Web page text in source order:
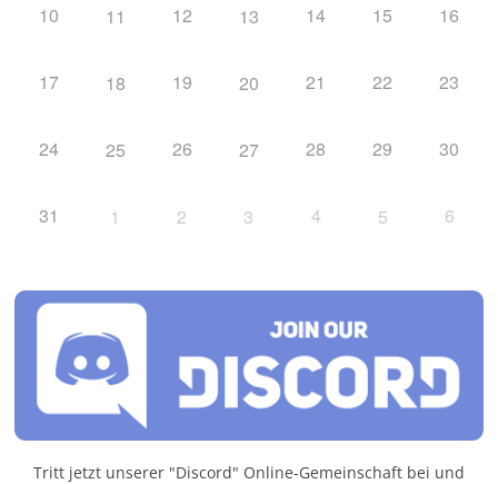
10 11 12 13 14 15 16
17 18 19 20 21 22 23
24 25 26 27 28 29 30
31 1 2 3 4 5 6
Tritt jetzt unserer "Discord" Online-Gemeinschaft bei und